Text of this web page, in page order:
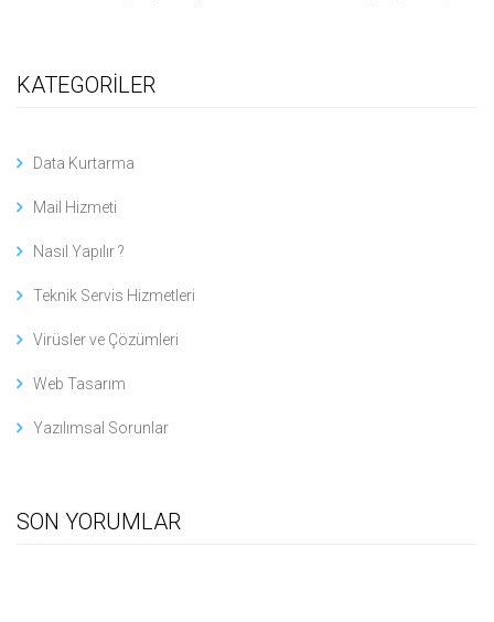
KATEGORİLER
Data Kurtarma
Mail Hizmeti
Nasıl Yapılır ?
Teknik Servis Hizmetleri
Virüsler ve Çözümleri
Web Tasarım
Yazılımsal Sorunlar
SON YORUMLAR